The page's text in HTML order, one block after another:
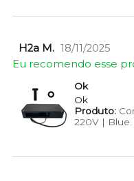
H2a M. 18/11/2025
Eu recomendo esse
Ok
Ok
Produto:
220V | Blue